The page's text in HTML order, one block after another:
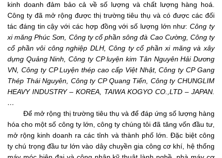
kinh doanh đảm bảo cả về số lượng và chất lượng hàng hoá.
Công ty đã mở rộng được thị trường tiêu thụ và có được các đối
tác đáng tin cậy với các hợp đồng với số lượng lớn như:Công ty
xi măng Phúc Sơn, Công ty cổ phần sông đà Cao Cường, Công ty
cổ phần vôi công nghiệp DLH, Công ty cổ phần xi măng và xây
dựng Quảng Ninh, Công ty CP luyện kim Tân Nguyên Hải Dương
VN, Công ty CP Luyện thép cao cấp Việt Nhật, Công ty CP Gang
Thép Thái Nguyên, Công ty CP Quang Tiến, Công ty CHUNGLIM
HEAVY INDUSTRY – KOREA, TAIWA KOGYO CO.,LTD – JAPAN.
…
Để mở rộng thị trường tiêu thụ và để đáp ứng số lượng hàng
hóa cho một số công ty lớn, công ty chúng tôi đã tăng vốn đầu tư,
mở rộng kinh doanh ra các tỉnh và thành phố lớn. Đặc biệt công
ty chú trọng đầu tư lớn vào dây chuyền gia công cơ khí, hệ thống